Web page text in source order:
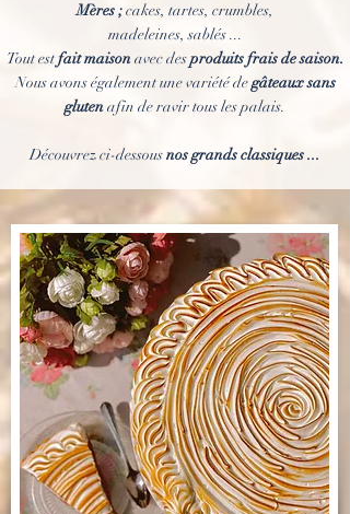
Mères ;cakes, tartes, crumbles,
madeleines, sablés ...
Tout estfait maisonavec desproduits frais de saison.
Nous avons également une variété degâteaux sans
glutenafin de ravirtous les palais.
Découvrez ci-dessousnos grands classiques ...